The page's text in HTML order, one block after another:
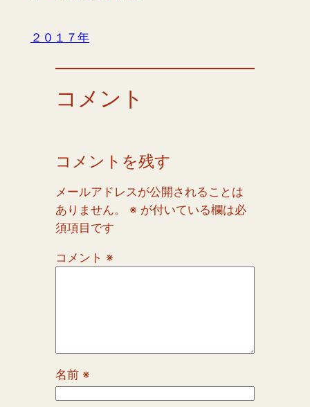
２０１７年
コメント
コメントを残す
メールアドレスが公開されることは
ありません。
※ が付いている欄は必
須項目です
コメント ※
名前 ※